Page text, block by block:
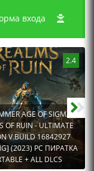
входа
2.4
AGE OF SIGMAR:
OF RUIN - ULTIMATE
V.BUILD 16842927
(2023) PC ПИРАТКА
+ ALL DLCS